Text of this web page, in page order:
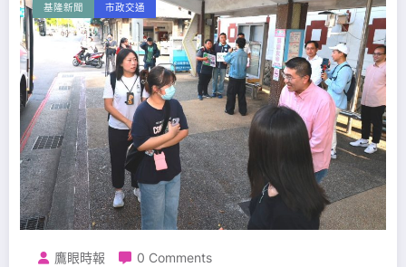
基隆新聞 市政交通
鷹眼時報 0 Comments